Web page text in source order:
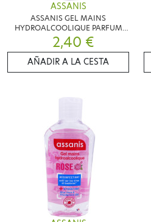
ASSANIS
ASSANIS GEL MAINS
HYDROALCOOLIQUE PARFUM
VIOLETTE 80ML
2,40 €
AÑADIR A LA CESTA